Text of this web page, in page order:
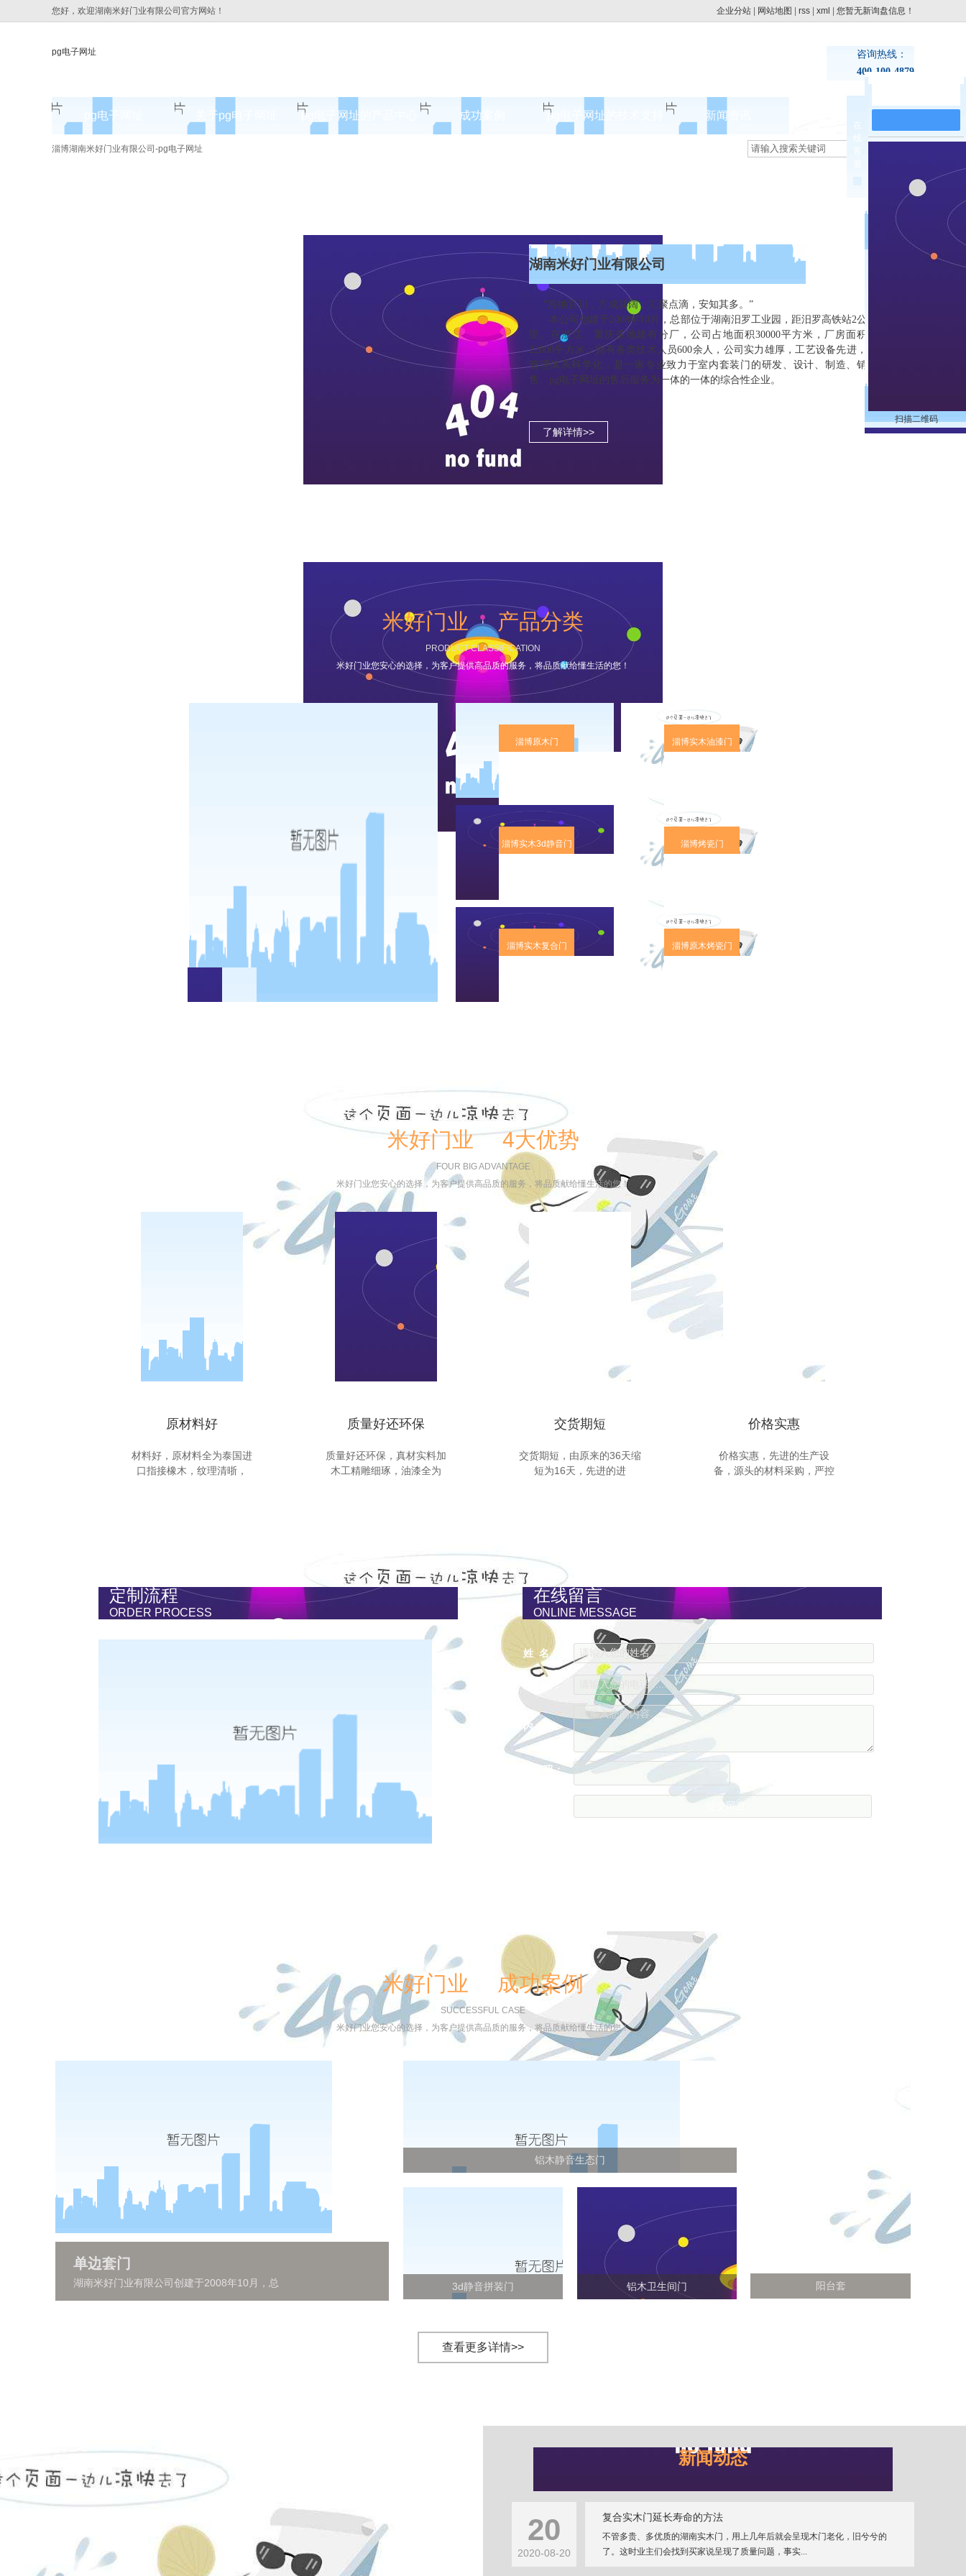
您好，欢迎湖南米好门业有限公司官方网站！ 企业分站 网站地图 rss xml 您暂无新询盘信息！
pg电子网址
咨询热线：
400-100-4879
pg电子网址 关于pg电子网址
pg电子网址的简介
pg电子网址的产品中心
淄博原木烤瓷门
成功案例 pg电子网址的技术支持 新闻资讯
淄博湖南米好门业有限公司-pg电子网址
湖南米好门业有限公司
“海纳百川，方成其阔；汇聚点滴，安知其多。”
本公司创建于2008年10月，总部位于湖南汨罗工业园，距汨罗高铁站2公
里。在浙江、重庆多地建有分厂，公司占地面积30000平方米，厂房面积
22000平方米；拥有各类技术人员600余人，公司实力雄厚，工艺设备先进，
管理体系科学化，是一家专业致力于室内套装门的研发、设计、制造、销
售、pg电子网址的售后服务为一体的一体的综合性企业。
了解详情>>
米好门业 产品分类
PRODUCT CLASSIFICATION
米好门业您安心的选择，为客户提供高品质的服务，将品质献给懂生活的您！
淄博原木门 淄博实木油漆门
淄博实木3d静音门 淄博烤瓷门
淄博实木复合门 淄博原木烤瓷门
米好门业 4大优势
FOUR BIG ADVANTAGE
米好门业您安心的选择，为客户提供高品质的服务，将品质献给懂生活的您！
原材料好
材料好，原材料全为泰国进
口指接橡木，纹理清晣，
质量好还环保
质量好还环保，真材实料加
木工精雕细琢，油漆全为
交货期短
交货期短，由原来的36天缩
短为16天，先进的进
价格实惠
价格实惠，先进的生产设
备，源头的材料采购，严控
定制流程
ORDER PROCESS
在线留言
ONLINE MESSAGE
姓 名： 请输入您的姓名......
请输入您的电话......
内 容：
请输入您的内容......
验证码：
米好门业 成功案例
SUCCESSFUL CASE
米好门业您安心的选择，为客户提供高品质的服务，将品质献给懂生活的您！
单边套门
湖南米好门业有限公司创建于2008年10月，总
铝木静音生态门
3d静音拼装门 铝木卫生间门 阳台套
查看更多详情>>
新闻动态
20
2020-08-20
复合实木门延长寿命的方法
不管多贵、多优质的湖南实木门，用上几年后就会呈现木门老化，旧兮兮的
了。这时业主们会找到买家说呈现了质量问题，事实...
在
扫描二维码